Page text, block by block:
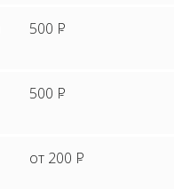
500 P
500 P
от 200 P